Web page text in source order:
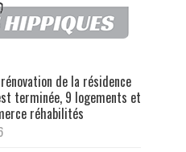
rénovation de la résidence
terminée, 9 logements et
réhabilités